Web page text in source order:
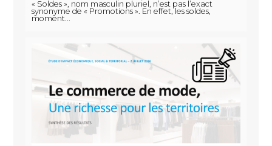
« Soldes », nom masculin pluriel, n’est pas l’exact
synonyme de « Promotions ». En effet, les soldes,
moment...